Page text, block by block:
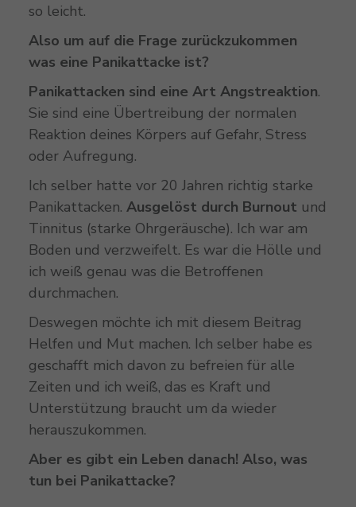
so leicht.
Also um auf die Frage zurückzukommen
was eine Panikattacke ist?
Panikattacken sind eine Art Angstreaktion.
Sie sind eine Übertreibung der normalen
Reaktion deines Körpers auf Gefahr, Stress
oder Aufregung.
Ich selber hatte vor 20 Jahren richtig starke
Panikattacken. Ausgelöst durch Burnout und
Tinnitus (starke Ohrgeräusche). Ich war am
Boden und verzweifelt. Es war die Hölle und
ich weiß genau was die Betroffenen
durchmachen.
Deswegen möchte ich mit diesem Beitrag
Helfen und Mut machen. Ich selber habe es
geschafft mich davon zu befreien für alle
Zeiten und ich weiß, das es Kraft und
Unterstützung braucht um da wieder
herauszukommen.
Aber es gibt ein Leben danach! Also, was
tun bei Panikattacke?